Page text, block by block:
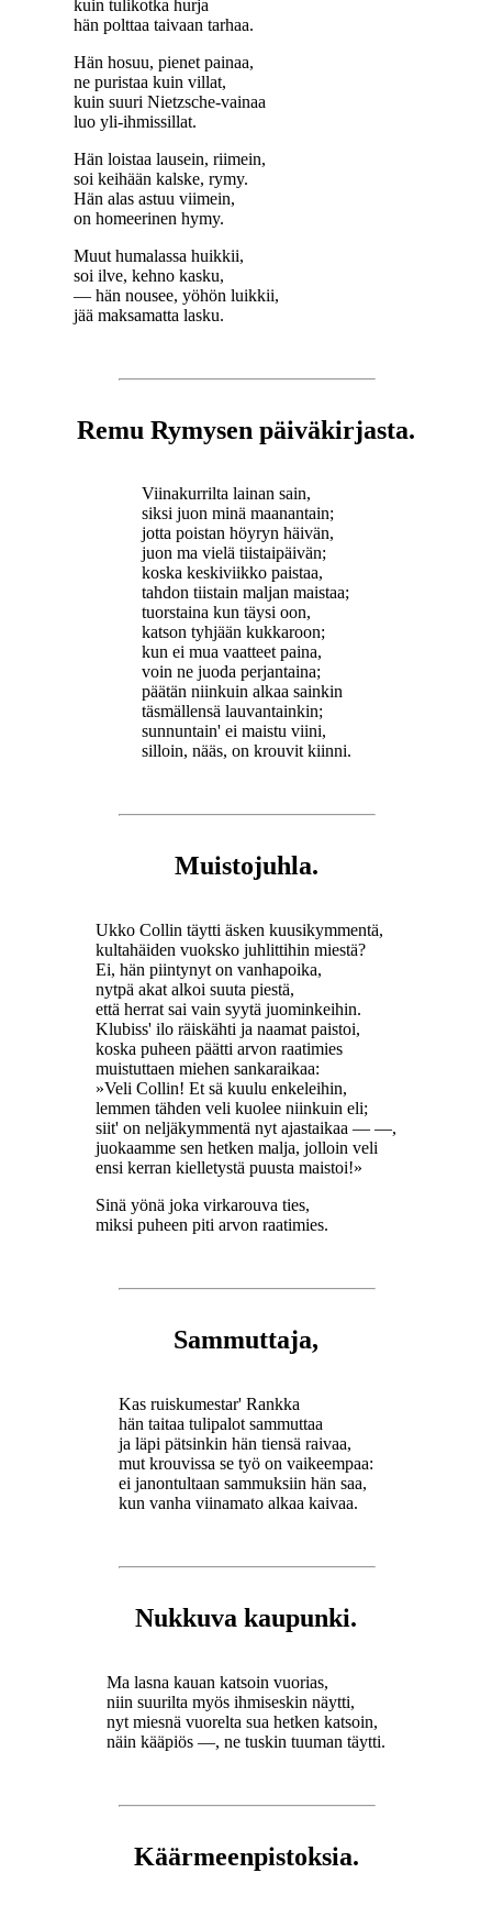
kuin tulikotka hurja
hän polttaa taivaan tarhaa.
Hän hosuu, pienet painaa,
ne puristaa kuin villat,
kuin suuri Nietzsche-vainaa
luo yli-ihmissillat.
Hän loistaa lausein, riimein,
soi keihään kalske, rymy.
Hän alas astuu viimein,
on homeerinen hymy.
Muut humalassa huikkii,
soi ilve, kehno kasku,
— hän nousee, yöhön luikkii,
jää maksamatta lasku.
Remu Rymysen päiväkirjasta.
Viinakurrilta lainan sain,
siksi juon minä maanantain;
jotta poistan höyryn häivän,
juon ma vielä tiistaipäivän;
koska keskiviikko paistaa,
tahdon tiistain maljan maistaa;
tuorstaina kun täysi oon,
katson tyhjään kukkaroon;
kun ei mua vaatteet paina,
voin ne juoda perjantaina;
päätän niinkuin alkaa sainkin
täsmällensä lauvantainkin;
sunnuntain' ei maistu viini,
silloin, nääs, on krouvit kiinni.
Muistojuhla.
Ukko Collin täytti äsken kuusikymmentä,
kultahäiden vuoksko juhlittihin miestä?
Ei, hän piintynyt on vanhapoika,
nytpä akat alkoi suuta piestä,
että herrat sai vain syytä juominkeihin.
Klubiss' ilo räiskähti ja naamat paistoi,
koska puheen päätti arvon raatimies
muistuttaen miehen sankaraikaa:
»Veli Collin! Et sä kuulu enkeleihin,
lemmen tähden veli kuolee niinkuin eli;
siit' on neljäkymmentä nyt ajastaikaa — —,
juokaamme sen hetken malja, jolloin veli
ensi kerran kielletystä puusta maistoi!»
Sinä yönä joka virkarouva ties,
miksi puheen piti arvon raatimies.
Sammuttaja,
Kas ruiskumestar' Rankka
hän taitaa tulipalot sammuttaa
ja läpi pätsinkin hän tiensä raivaa,
mut krouvissa se työ on vaikeempaa:
ei janontultaan sammuksiin hän saa,
kun vanha viinamato alkaa kaivaa.
Nukkuva kaupunki.
Ma lasna kauan katsoin vuorias,
niin suurilta myös ihmiseskin näytti,
nyt miesnä vuorelta sua hetken katsoin,
näin kääpiös —, ne tuskin tuuman täytti.
Käärmeenpistoksia.